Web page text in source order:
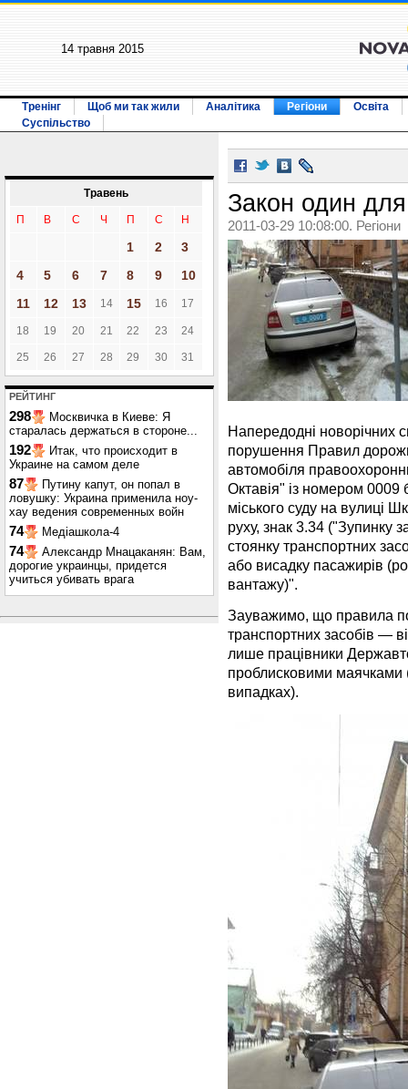
14 травня 2015
Тренінг Щоб ми так жили Аналітика Регіони
Освіта
Суспільство
Травень
П В С Ч П С Н
1 2
3
4
5 6 7 8 9
10
11
12 13 14 15 16 17
18 19 20 21 22 23 24
25 26 27 28 29 30 31
РЕЙТИНГ
298
Москвичка в Киеве: Я
старалась держаться в стороне...
192
Итак, что происходит в
Украине на самом деле
87
Путину капут, он попал в
ловушку: Украина применила ноу-
хау ведения современных войн
74 Медіашкола-4
74
Александр Мнацаканян: Вам,
дорогие украинцы, придется
учиться убивать врага
Закон один для
2011-03-29 10:08:00. Регіони
Напередодні новорічних
порушення Правил
автомобіля
Октавія" із номером 0009
міського суду на вулиці
руху, знак 3.34 ("Зупинку
стоянку транспортних
або висадку пасажирів
вантажу)".
Зауважимо, що правила
транспортних засобів —
лише працівники
проблисковими маячками
випадках).